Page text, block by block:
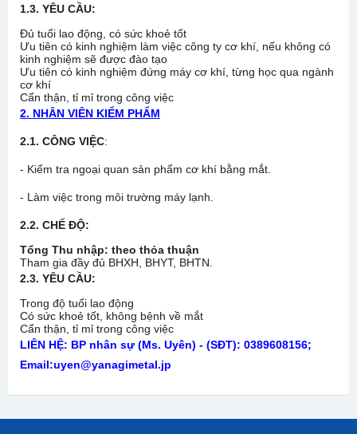
1.3. YÊU CẦU:
Đủ tuổi lao động, có sức khoẻ tốt
Ưu tiên có kinh nghiệm làm việc công ty cơ khí, nếu không có
kinh nghiệm sẽ được đào tạo
Ưu tiên có kinh nghiệm đứng máy cơ khí, từng học qua ngành
cơ khí
Cẩn thận, tỉ mỉ trong công việc
2. NHÂN VIÊN KIỂM PHẨM
2.1. CÔNG VIỆC:
- Kiểm tra ngoại quan sản phẩm cơ khí bằng mắt.
- Làm việc trong môi trường máy lạnh.
2.2. CHẾ ĐỘ:
Tổng Thu nhập: theo thỏa thuận
Tham gia đầy đủ BHXH, BHYT, BHTN.
2.3. YÊU CẦU:
Trong độ tuổi lao động
Có sức khoẻ tốt, không bệnh về mắt
Cẩn thận, tỉ mỉ trong công việc
LIÊN HỆ: BP nhân sự (Ms. Uyên) - (SĐT): 0389608156;
Email:uyen@yanagimetal.jp